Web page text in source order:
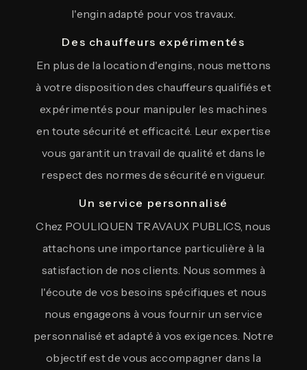
l'engin adapté pour vos travaux.
Des chauffeurs expérimentés
En plus de la location d'engins, nous mettons
à votre disposition des chauffeurs qualifiés et
expérimentés pour manipuler les machines
en toute sécurité et efficacité. Leur expertise
vous garantit un travail de qualité et dans le
respect des normes de sécurité en vigueur.
Un service personnalisé
Chez POULIQUEN TRAVAUX PUBLICS, nous
attachons une importance particulière à la
satisfaction de nos clients. Nous sommes à
l'écoute de vos besoins spécifiques et nous
nous engageons à vous fournir un service
personnalisé et adapté à vos exigences. Notre
objectif est de vous accompagner dans la